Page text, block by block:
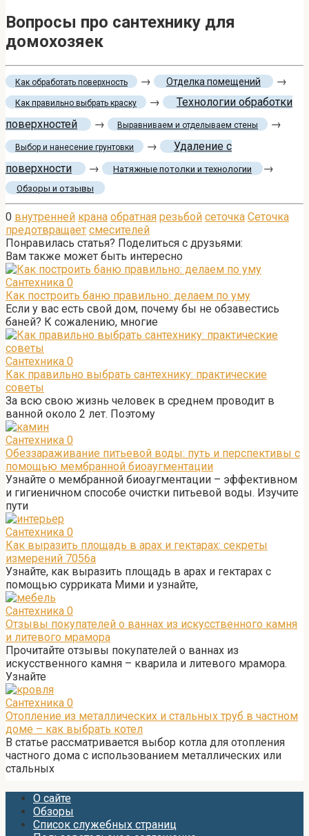
Вопросы про сантехнику для
домохозяек
Как обработать поверхность → Отделка помещений →
Как правильно выбрать краску →
Технологии обработки
поверхностей
→ Выравниваем и отделываем стены →
Выбор и нанесение грунтовки →
Удаление с
поверхности
→ Натяжные потолки и технологии →
Обзоры и отзывы
0 внутренней крана обратная резьбой сеточка Сеточка
предотвращает смесителей
Понравилась статья? Поделиться с друзьями:
Вам также может быть интересно
Сантехника 0
Как построить баню правильно: делаем по уму
Если у вас есть свой дом, почему бы не обзавестись
баней? К сожалению, многие
Сантехника 0
Как правильно выбрать сантехнику: практические
советы
За всю свою жизнь человек в среднем проводит в
ванной около 2 лет. Поэтому
Сантехника 0
Обеззараживание питьевой воды: путь и перспективы с
помощью мембранной биоаугментации
Узнайте о мембранной биоаугментации – эффективном
и гигиеничном способе очистки питьевой воды. Изучите
пути
Сантехника 0
Как выразить площадь в арах и гектарах: секреты
измерений 7056а
Узнайте, как выразить площадь в арах и гектарах с
помощью сурриката Мими и узнайте,
Сантехника 0
Отзывы покупателей о ваннах из искусственного камня
и литевого мрамора
Прочитайте отзывы покупателей о ваннах из
искусственного камня – кварила и литевого мрамора.
Узнайте
Сантехника 0
Отопление из металлических и стальных труб в частном
доме – как выбрать котел
В статье рассматривается выбор котла для отопления
частного дома с использованием металлических или
стальных
О сайте
Обзоры
Список служебных страниц